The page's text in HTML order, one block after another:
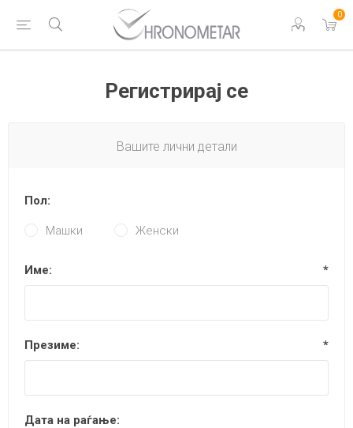
0
Регистрирај се
Вашите лични детали
Пол:
Машки Женски
Име: *
Презиме: *
Дата на раѓање: